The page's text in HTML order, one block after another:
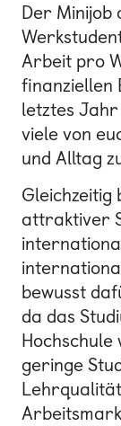
Der
Arbeit pro
finanziellen
letztes
viele von
und Alltag
Gleichzeitig
attraktiver
bewusst
da das
geringe